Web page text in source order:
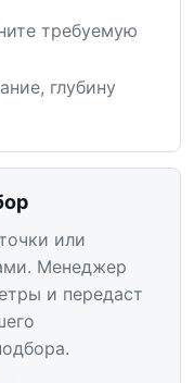
требуемую
глубину
или
Менеджер
и передаст